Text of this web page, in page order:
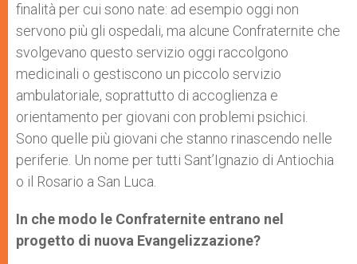
finalità per cui sono nate: ad esempio oggi non
servono più gli ospedali, ma alcune Confraternite che
svolgevano questo servizio oggi raccolgono
medicinali o gestiscono un piccolo servizio
ambulatoriale, soprattutto di accoglienza e
orientamento per giovani con problemi psichici.
Sono quelle più giovani che stanno rinascendo nelle
periferie. Un nome per tutti Sant’Ignazio di Antiochia
o il Rosario a San Luca.
In che modo le Confraternite entrano nel
progetto di nuova Evangelizzazione?